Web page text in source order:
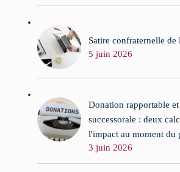
Satire confraternelle de
5 juin 2026
Donation rapportable
successorale : deux
l'impact au moment du
3 juin 2026